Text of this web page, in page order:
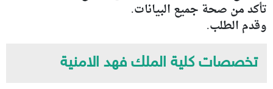
تأكد من صحة جميع البيانات.
وقدم الطلب.
تخصصات كلية الملك فهد الامنية